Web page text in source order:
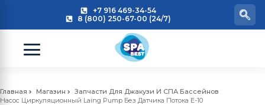
+7 916 469-34-54
8 (800) 250-67-00 (24/7)
Главная Магазин
Запчасти Для Джакузи И СПА Бассейнов
Насос Циркуляционный Laing Pump Без Датчика Потока Е-10